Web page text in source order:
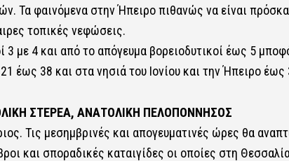
Τα φαινόμενα στην Ήπειρο πιθανώς να είναι
τοπικές νεφώσεις.
3 με 4 και από το απόγευμα βορειοδυτικοί έως 5
έως 38 και στα νησιά του Ιονίου και την Ήπειρο έως
ΣΤΕΡΕΑ, ΑΝΑΤΟΛΙΚΗ ΠΕΛΟΠΟΝΝΗΣΟΣ
Τις μεσημβρινές και απογευματινές ώρες θα
και σποραδικές καταιγίδες οι οποίες στη